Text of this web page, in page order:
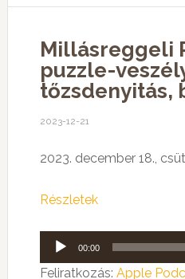
Millásreggeli
puzzle-
tőzsdenyitás,
2023-12-21
2023. december 18.,
Részletek
Audió
lejátszó
00:00
Feliratkozás: Apple